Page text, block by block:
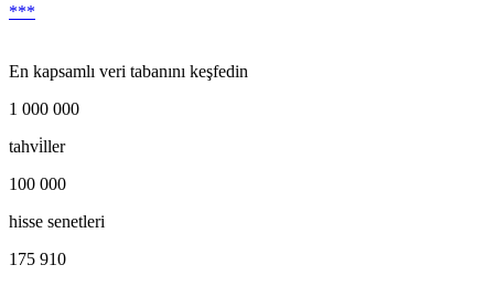
***
En kapsamlı veri tabanını keşfedin
1 000 000
tahvi̇ller
100 000
hisse senetleri
175 910